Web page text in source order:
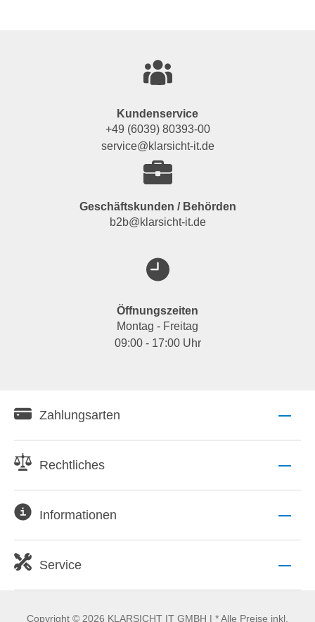
Kundenservice
+49 (6039) 80393-00
service@klarsicht-it.de
Geschäftskunden / Behörden
b2b@klarsicht-it.de
Öffnungszeiten
Montag - Freitag
09:00 - 17:00 Uhr
Zahlungsarten
Rechtliches
Informationen
Service
Copyright © 2026 KLARSICHT IT GMBH | * Alle Preise inkl.